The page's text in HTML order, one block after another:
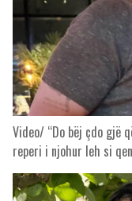
Video/ “Do bëj çdo gjë
reperi i njohur leh si